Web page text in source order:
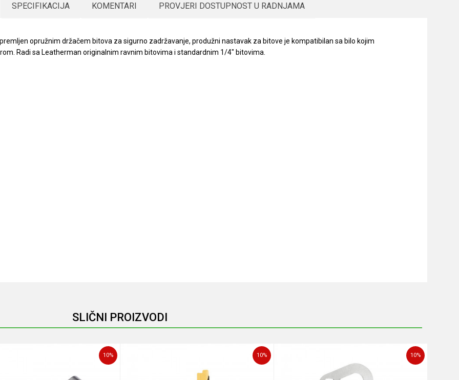
SPECIFIKACIJA KOMENTARI PROVJERI DOSTUPNOST U RADNJAMA
opružnim držačem bitova za sigurno zadržavanje, produžni nastavak za bitove je kompatibilan sa bilo kojim
Radi sa Leatherman originalnim ravnim bitovima i standardnim 1/4" bitovima.
SLIČNI PROIZVODI
10% 10% 10%